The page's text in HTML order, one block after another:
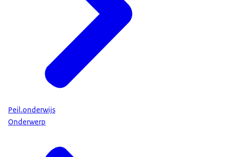
Peil.onderwijs
Onderwerp